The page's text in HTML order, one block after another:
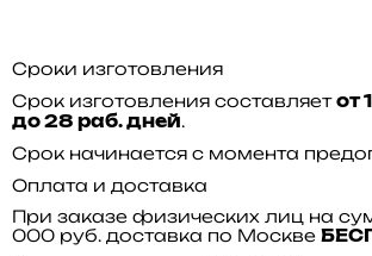
Сроки изготовления
Срок изготовления составляет от
до 28 раб. дней.
Срок начинается с момента
Оплата и доставка
При заказе физических лиц на
000 руб. доставка по Москве